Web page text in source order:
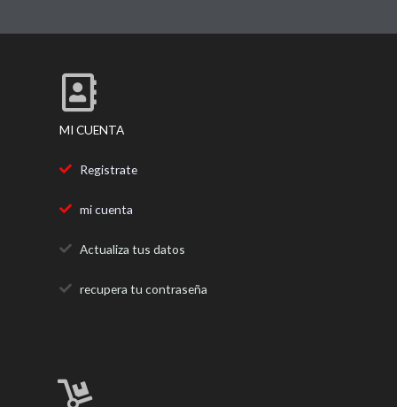
o
e
g
MI CUENTA
Registrate
mi cuenta
Actualiza tus datos
recupera tu contraseña